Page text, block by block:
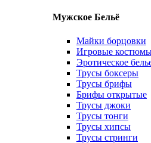
Мужское Бельё
Майки борцовки
Игровые
Эротическое
Трусы боксеры
Трусы брифы
Брифы открытые
Трусы джоки
Трусы тонги
Трусы хипсы
Трусы стринги